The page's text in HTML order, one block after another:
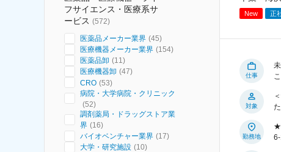
フサイエンス・医療系サ
ービス (572)
医薬品メーカー業界 (45)
医療機器メーカー業界 (154)
医薬品卸 (11)
医療機器卸 (47)
CRO (53)
病院・大学病院・クリニック
(52)
調剤薬局・ドラッグストア業
界 (16)
バイオベンチャー業界 (17)
大学・研究施設 (10)
New 正
仕事
対象
勤務地
★